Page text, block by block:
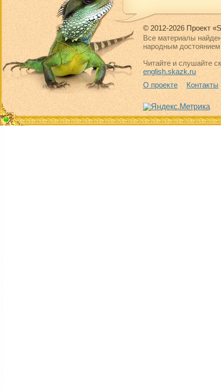
© 2012-2026 Проект
Все материалы
народным достоянием
Читайте и слушайте
english.skazk.ru
О проекте
Контакты